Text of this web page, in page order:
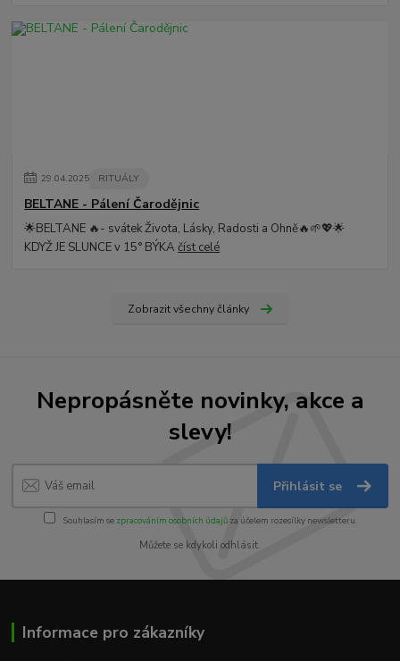
29.04.2025 RITUÁLY
BELTANE - Pálení Čarodějnic
🌟BELTANE 🔥- svátek Života, Lásky, Radosti a Ohně🔥🌱💖🌟
KDYŽ JE SLUNCE v 15° BÝKAčíst celé
Zobrazit všechny články
Nepropásněte novinky, akce a
slevy!
Přihlásit se
Souhlasím se zpracováním osobních údajůza účelem rozesílky newsletteru.
Můžete se kdykoli odhlásit.
Informace pro zákazníky